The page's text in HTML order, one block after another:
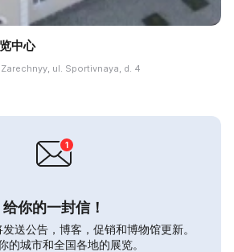
中心
ul. Sportivnaya, d. 4
给你的一封信！
送公告，博客，促销和博物馆更新。
的城市和全国各地的展览。